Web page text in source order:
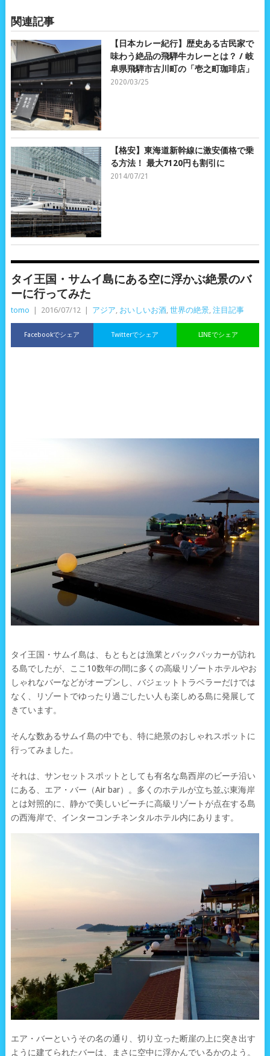
関連記事
【日本カレー紀行】歴史ある古民家で
味わう絶品の飛騨牛カレーとは？ / 岐
阜県飛騨市古川町の「壱之町珈琲店」
2020/03/25
【格安】東海道新幹線に激安価格で乗
る方法！ 最大7120円も割引に
2014/07/21
タイ王国・サムイ島にある空に浮かぶ絶景のバ
ーに行ってみた
tomo 2016/07/12 アジア おいしいお酒, 世界の絶景, 注目記事
Facebookでシェア LINEでシェア
Twitterでシェア
タイ王国・サムイ島は、もともとは漁業とバックパッカーが訪れ
る島でしたが、ここ10数年の間に多くの高級リゾートホテルやお
しゃれなバーなどがオープンし、バジェットトラベラーだけでは
なく、リゾートでゆったり過ごしたい人も楽しめる島に発展して
きています。
そんな数あるサムイ島の中でも、特に絶景のおしゃれスポットに
行ってみました。
それは、サンセットスポットとしても有名な島西岸のビーチ沿い
にある、エア・バー（Air bar）。多くのホテルが立ち並ぶ東海岸
とは対照的に、静かで美しいビーチに高級リゾートが点在する島
の西海岸で、インターコンチネンタルホテル内にあります。
エア・バーというその名の通り、切り立った断崖の上に突き出す
ように建てられたバーは、まさに空中に浮かんでいるかのよう。